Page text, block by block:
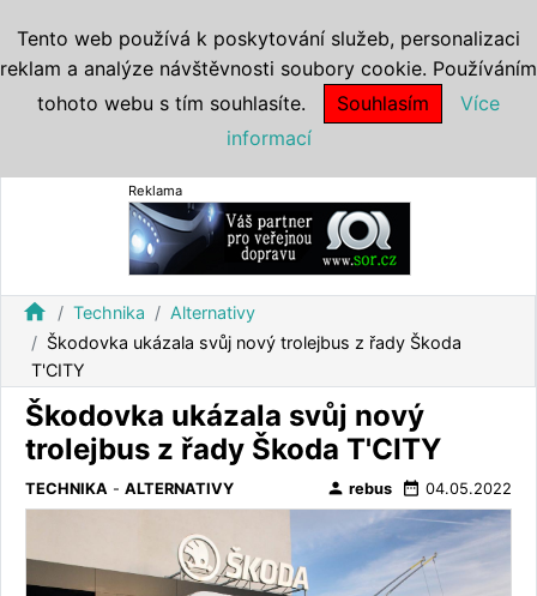
Reklama
home Technika
Alternativy
Škodovka ukázala svůj nový trolejbus z řady Škoda
T'CITY
Škodovka ukázala svůj nový
trolejbus z řady Škoda T'CITY
TECHNIKA - ALTERNATIVY person rebus date_range 04.05.2022
Tento web používá k poskytování služeb, personalizaci
reklam a analýze návštěvnosti soubory cookie. Používáním
tohoto webu s tím souhlasíte.
Souhlasím
Více
informací